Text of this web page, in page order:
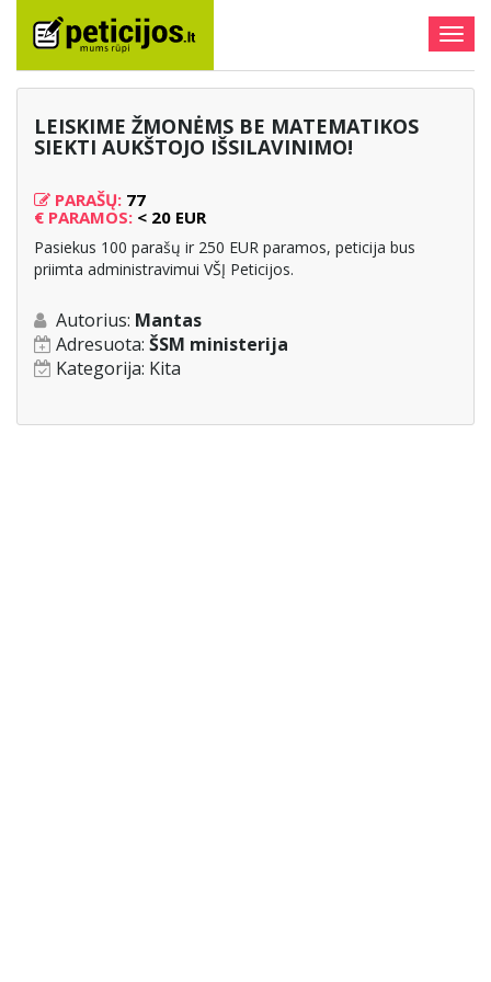
LEISKIME ŽMONĖMS BE MATEMATIKOS
SIEKTI AUKŠTOJO IŠSILAVINIMO!
PARAŠŲ: 77
€ PARAMOS: < 20 EUR
Pasiekus 100 parašų ir 250 EUR paramos, peticija bus
priimta administravimui VŠĮ Peticijos.
Autorius: Mantas
Adresuota: ŠSM ministerija
Kategorija: Kita